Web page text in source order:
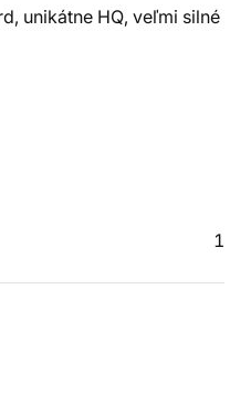
unikátne HQ, veľmi silné
1